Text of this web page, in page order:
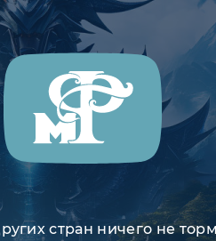
стран ничего не